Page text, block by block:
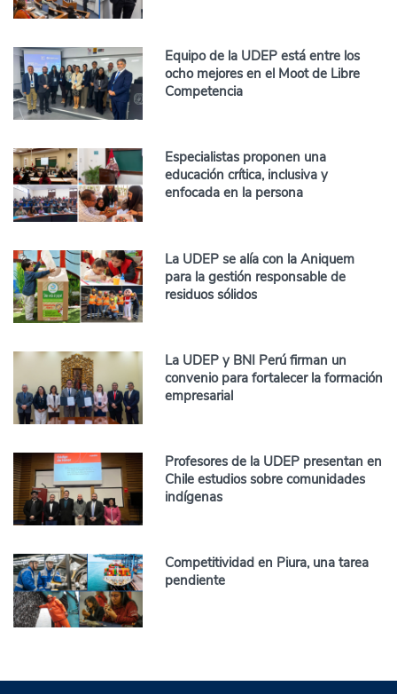
Equipo de la UDEP está entre los
ocho mejores en el Moot de Libre
Competencia
Especialistas proponen una
educación crítica, inclusiva y
enfocada en la persona
La UDEP se alía con la Aniquem
para la gestión responsable de
residuos sólidos
La UDEP y BNI Perú firman un
convenio para fortalecer la formación
empresarial
Profesores de la UDEP presentan en
Chile estudios sobre comunidades
indígenas
Competitividad en Piura, una tarea
pendiente